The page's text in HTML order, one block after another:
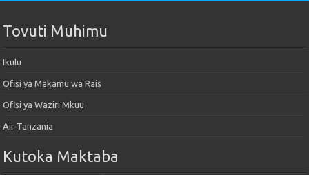
Tovuti Muhimu
Ikulu
Ofisi ya Makamu wa Rais
Ofisi ya Waziri Mkuu
Air Tanzania
Kutoka Maktaba